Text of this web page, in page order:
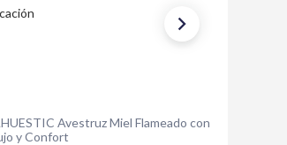
Gala Negro Bordado de Oro para
de México